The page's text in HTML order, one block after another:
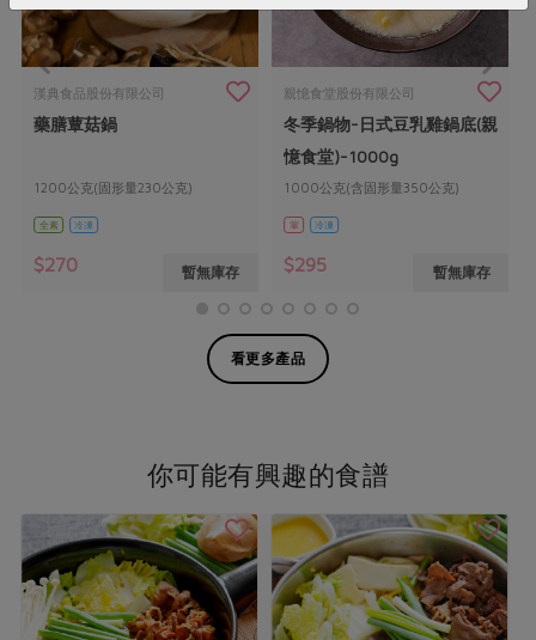
漢典食品股份有限公司
藥膳蕈菇鍋
1200公克(固形量230公克)
全素 冷凍
$270 暫無庫存
親憶食堂股份有限公司
冬季鍋物-日式豆乳雞鍋底(親
憶食堂)-1000g
1000公克(含固形量350公克)
葷 冷凍
$295 暫無庫存
看更多產品
你可能有興趣的食譜